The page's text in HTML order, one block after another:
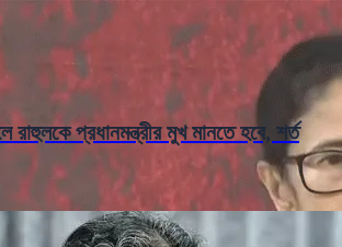
রাহুলকে প্রধানমন্ত্রীর মুখ মানতে হবে, শর্ত